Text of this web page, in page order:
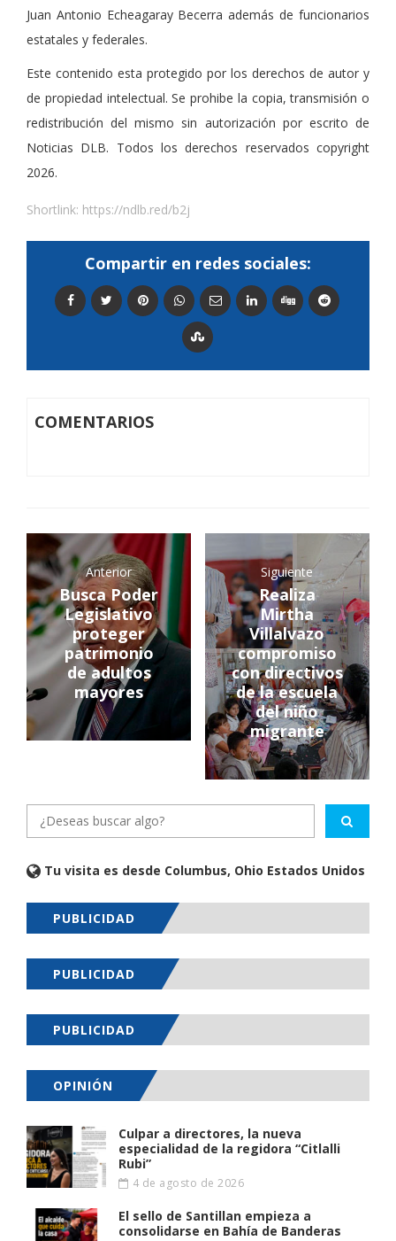
Juan Antonio Echeagaray Becerra además de funcionarios
estatales y federales.
Este contenido esta protegido por los derechos de autor y
de propiedad intelectual. Se prohibe la copia, transmisión o
redistribución del mismo sin autorización por escrito de
Noticias DLB. Todos los derechos reservados copyright
2026.
Shortlink: https://ndlb.red/b2j
Compartir en redes sociales:
COMENTARIOS
Anterior
Busca Poder
Legislativo
proteger
patrimonio
de adultos
mayores
Siguiente
Realiza
Mirtha
Villalvazo
compromiso
con directivos
de la escuela
del niño
migrante
Tu visita es desde Columbus, Ohio Estados Unidos
PUBLICIDAD
PUBLICIDAD
PUBLICIDAD
OPINIÓN
Culpar a directores, la nueva
especialidad de la regidora “Citlalli
Rubi”
4 de agosto de 2026
El sello de Santillan empieza a
consolidarse en Bahía de Banderas